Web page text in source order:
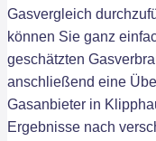
Gasvergleich
können Sie ganz
geschätzten
anschließend eine
Gasanbieter in
Ergebnisse nach